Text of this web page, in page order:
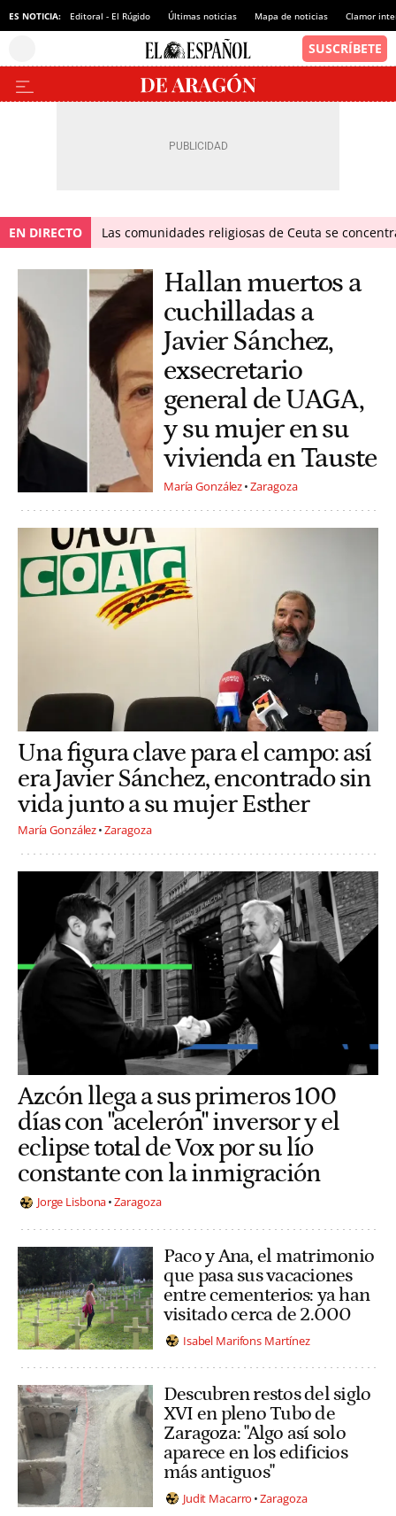
ES NOTICIA: Editoral - El Rúgido Últimas noticias Mapa de noticias Clamor
EN DIRECTO Las comunidades religiosas de Ceuta se
Hallan muertos a
cuchilladas a
Javier Sánchez,
exsecretario
general de UAGA,
y su mujer en su
vivienda en Tauste
María González Zaragoza
Una figura clave para el campo: así
era Javier Sánchez, encontrado sin
vida junto a su mujer Esther
María González Zaragoza
Azcón llega a sus primeros 100
días con "acelerón" inversor y el
eclipse total de Vox por su lío
constante con la inmigración
Jorge Lisbona Zaragoza
Paco y Ana, el matrimonio
que pasa sus vacaciones
entre cementerios: ya han
visitado cerca de 2.000
Isabel Marifons Martínez
Descubren restos del siglo
XVI en pleno Tubo de
Zaragoza: "Algo así solo
aparece en los edificios
más antiguos"
Judit Macarro Zaragoza